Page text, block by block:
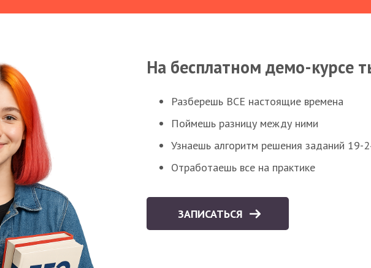
На бесплатном демо-курсе
Разберешь ВСЕ настоящие времена
Поймешь разницу между ними
Узнаешь алгоритм решения заданий 19-
Отработаешь все на практике
ЗАПИСАТЬСЯ